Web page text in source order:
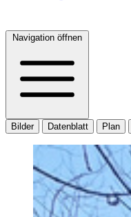
Navigation öffnen
Bilder Datenblatt Plan